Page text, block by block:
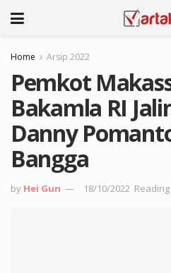
Home Arsip 2022
Pemkot
Bakamla RI
Danny
Bangga
by Hei Gun 18/10/2022